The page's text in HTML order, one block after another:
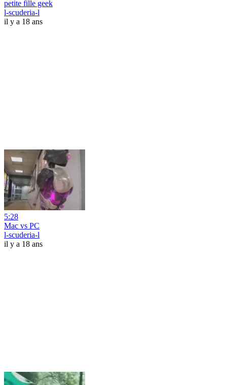
petite fille geek
l-scuderia-l
il y a 18 ans
5:28
Mac vs PC
l-scuderia-l
il y a 18 ans